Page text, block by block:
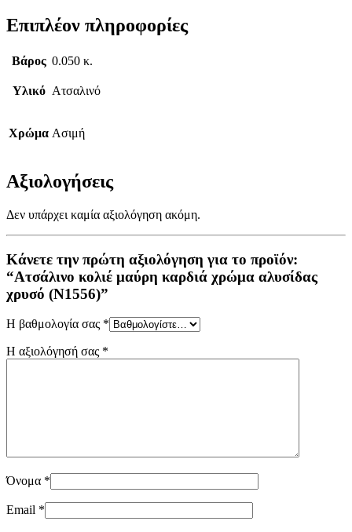
Επιπλέον πληροφορίες
Βάρος 0.050 κ.
Υλικό Ατσαλινό
Χρώμα Ασιμή
Αξιολογήσεις
Δεν υπάρχει καμία αξιολόγηση ακόμη.
Κάνετε την πρώτη αξιολόγηση για το προϊόν:
“Ατσάλινο κολιέ μαύρη καρδιά χρώμα αλυσίδας
χρυσό (N1556)”
Η βαθμολογία σας *
Η αξιολόγησή σας *
Όνομα *
Email *